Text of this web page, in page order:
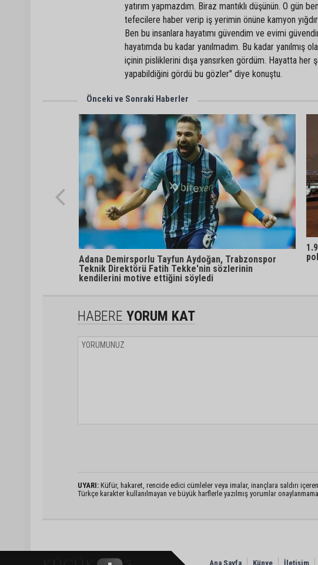
yatırım yapmazdım. Biraz mantıklı düşünün. O gün
tefecilere haber verip iş yerimin önüne kamyon
Ben bu insanlara hayatımı güvendim ve evimi
hayatımda bu kadar yanılmadım. Bu kadar
içinin pisliklerini dışa yansırken gördüm. Hayatta her
yapabildiğini gördü bu gözler" diye konuştu.
Önceki ve Sonraki Haberler
Adana Demirsporlu Tayfun Aydoğan, Trabzonspor
Teknik Direktörü Fatih Tekke'nin sözlerinin
kendilerini motive ettiğini söyledi
HABERE YORUM KAT
UYARI: Küfür, hakaret, rencide edici cümleler veya imalar, inançlara saldırı
Türkçe karakter kullanılmayan ve büyük harflerle yazılmış yorumlar
Ana Sayfa Künye İletişim